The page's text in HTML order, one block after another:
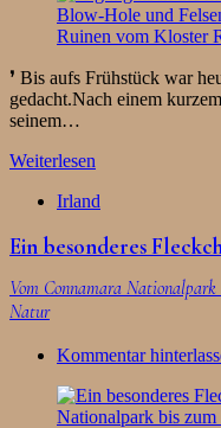
❜ Bis aufs Frühstück war
gedacht.Nach einem
seinem…
Weiterlesen
Irland
Ein besonderes
Vom Connamara
Natur
Kommentar